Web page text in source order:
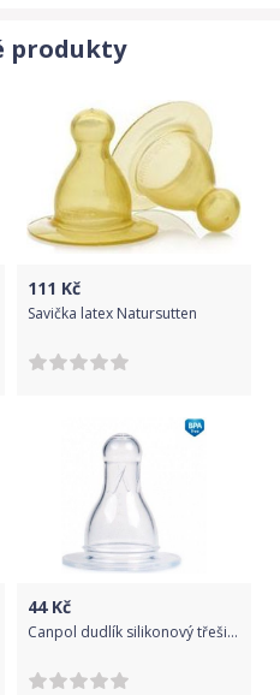
produkty
111 Kč
Savička latex Natursutten
44Kč
Canpol dudlík silikonový třešinka 2ks Trojprůtokový